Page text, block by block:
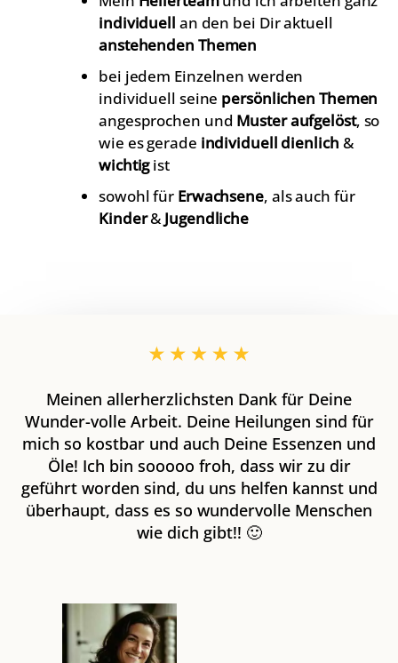
individuell an den bei Dir aktuell
anstehenden Themen
bei jedem Einzelnen werden
individuell seine persönlichen Themen
angesprochen und Muster aufgelöst, so
wie es gerade individuell dienlich &
wichtigist
sowohl für Erwachsene, als auch für
Kinder& Jugendliche
Meinen allerherzlichsten Dank für Deine
Wunder-volle Arbeit. Deine Heilungen sind für
mich so kostbar und auch Deine Essenzen und
Öle! Ich bin sooooo froh, dass wir zu dir
geführt worden sind, du uns helfen kannst und
überhaupt, dass es so wundervolle Menschen
wie dich gibt!! 🙂